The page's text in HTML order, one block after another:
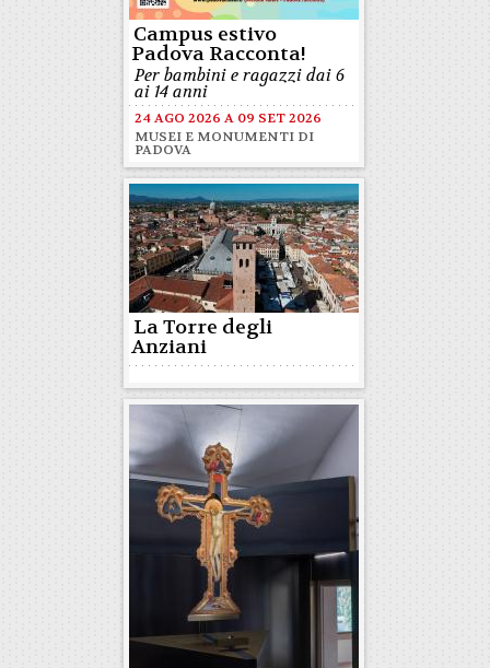
Campus estivo
Padova Racconta!
Per bambini e ragazzi dai 6
ai 14 anni
24 AGO 2026 A 09 SET 2026
MUSEI E MONUMENTI DI
PADOVA
La Torre degli
Anziani